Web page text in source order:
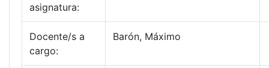
asignatura:
Docente/s a
cargo:
Barón, Máximo